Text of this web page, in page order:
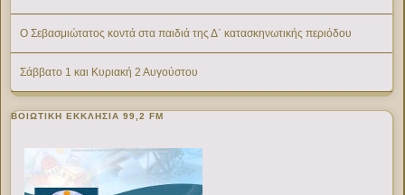
Ο Σεβασμιώτατος κοντά στα παιδιά της Δ΄ κατασκηνωτικής περιόδου
Σάββατο 1 και Κυριακή 2 Αυγούστου
ΒΟΙΩΤΙΚΉ ΕΚΚΛΗΣΊΑ 99,2 FM